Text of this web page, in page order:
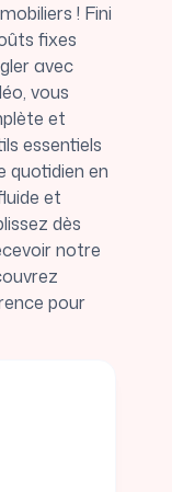
! Fini
fixes
avec
vous
et
essentiels
quotidien en
et
dès
notre
pour